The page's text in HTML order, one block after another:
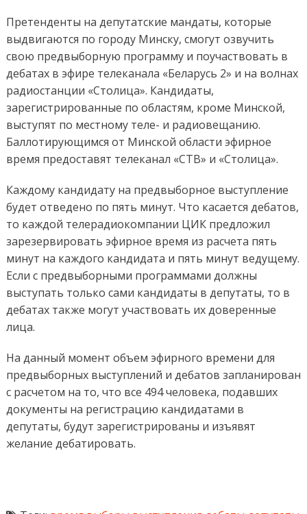
Претенденты на депутатские мандаты, которые
выдвигаются по городу Минску, смогут озвучить
свою предвыборную программу и поучаствовать в
дебатах в эфире телеканала «Беларусь 2» и на волнах
радиостанции «Столица». Кандидаты,
зарегистрированные по областям, кроме Минской,
выступят по местному теле- и радиовещанию.
Баллотирующимся от Минской области эфирное
время предоставят телеканал «СТВ» и «Столица».
Каждому кандидату на предвыборное выступление
будет отведено по пять минут. Что касается дебатов,
то каждой телерадиокомпании ЦИК предложил
зарезервировать эфирное время из расчета пять
минут на каждого кандидата и пять минут ведущему.
Если с предвыборными программами должны
выступать только сами кандидаты в депутаты, то в
дебатах также могут участвовать их доверенные
лица.
На данный момент объем эфирного времени для
предвыборных выступлений и дебатов запланирован
с расчетом на то, что все 494 человека, подавших
документы на регистрацию кандидатами в
депутаты, будут зарегистрированы и изъявят
желание дебатировать.